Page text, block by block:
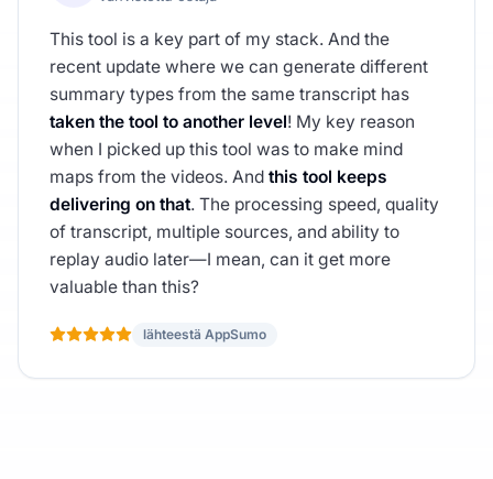
This tool is a key part of my stack. And the
recent update where we can generate different
summary types from the same transcript has
taken the tool to another level! My key reason
when I picked up this tool was to make mind
maps from the videos. And this tool keeps
delivering on that. The processing speed, quality
of transcript, multiple sources, and ability to
replay audio later—I mean, can it get more
valuable than this?
lähteestä AppSumo